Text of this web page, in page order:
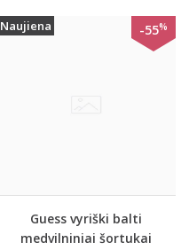
Naujiena -55%
Guess vyriški balti
medvilniniai šortukai